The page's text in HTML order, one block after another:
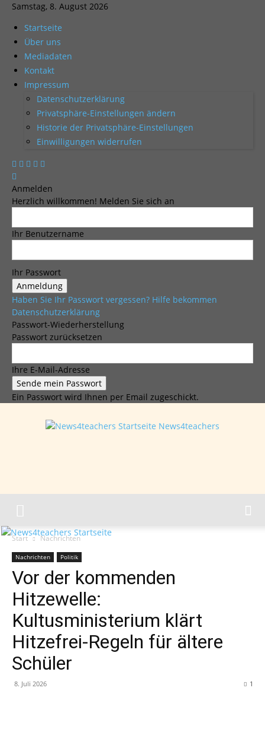
Samstag, 8. August 2026
Startseite
Über uns
Mediadaten
Kontakt
Impressum
Datenschutzerklärung
Privatsphäre-Einstellungen ändern
Historie der Privatsphäre-Einstellungen
Einwilligungen widerrufen
Anmelden
Herzlich willkommen! Melden Sie sich an
Ihr Benutzername
Ihr Passwort
Haben Sie Ihr Passwort vergessen? Hilfe bekommen
Datenschutzerklärung
Passwort-Wiederherstellung
Passwort zurücksetzen
Ihre E-Mail-Adresse
Ein Passwort wird Ihnen per Email zugeschickt.
News4teachers
Start Nachrichten
Nachrichten Politik
Vor der kommenden
Hitzewelle:
Kultusministerium klärt
Hitzefrei-Regeln für ältere
Schüler
8. Juli 2026 1